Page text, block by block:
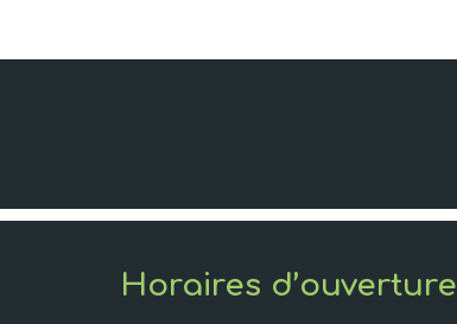
Horaires d’ouverture